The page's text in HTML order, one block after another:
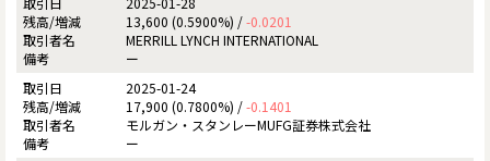
13,600 (0.5900%) /-0.0201
MERRILL LYNCH INTERNATIONAL
ー
2025-01-24
17,900 (0.7800%) /-0.1401
モルガン・スタンレーMUFG証券株式会社
ー